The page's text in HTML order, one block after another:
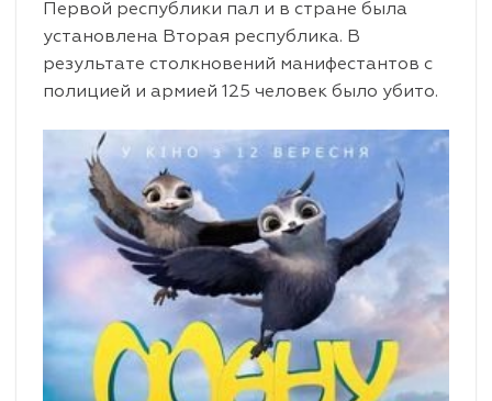
Первой республики пал и в стране была
установлена Вторая республика. В
результате столкновений манифестантов с
полицией и армией 125 человек было убито.